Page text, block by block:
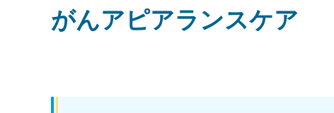
がんアピアランスケア